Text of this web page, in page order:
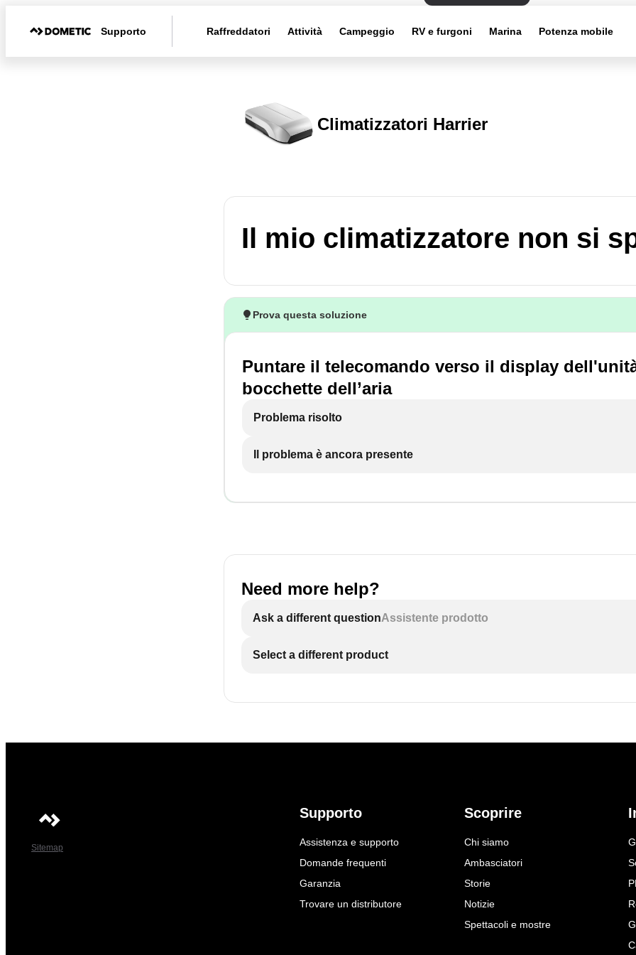
Supporto Raffreddatori Attività Campeggio RV e furgoni Marina Potenza mobile
Climatizzatori Harrier
Il mio climatizzatore non si
Prova questa soluzione
Puntare il telecomando verso il display
bocchette dell’aria
Problema risolto
Il problema è ancora presente
Need more help?
Ask a different questionAssistente prodotto
Select a different product
Sitemap
Supporto
Assistenza e supporto
Domande frequenti
Garanzia
Trovare un distributore
Scoprire
Chi siamo
Ambasciatori
Storie
Notizie
Spettacoli e mostre